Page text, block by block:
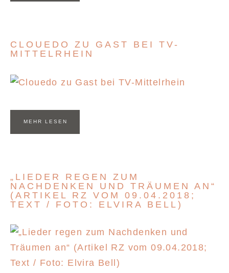
CLOUEDO ZU GAST BEI TV-
MITTELRHEIN
MEHR LESEN
„LIEDER REGEN ZUM
NACHDENKEN UND TRÄUMEN AN“
(ARTIKEL RZ VOM 09.04.2018;
TEXT / FOTO: ELVIRA BELL)